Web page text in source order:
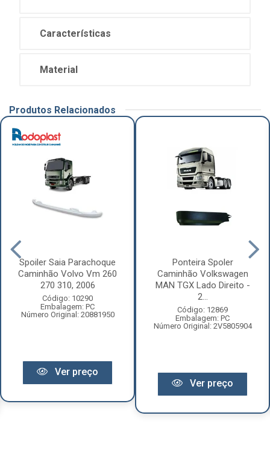
Características
Material
Produtos Relacionados
Spoiler Saia Parachoque
Caminhão Volvo Vm 260
270 310, 2006
Código: 10290
Embalagem: PC
Número Original: 20881950
Ver preço
Ponteira Spoler
Caminhão Volkswagen
MAN TGX Lado Direito -
2...
Código: 12869
Embalagem: PC
Número Original: 2V5805904
Ver preço